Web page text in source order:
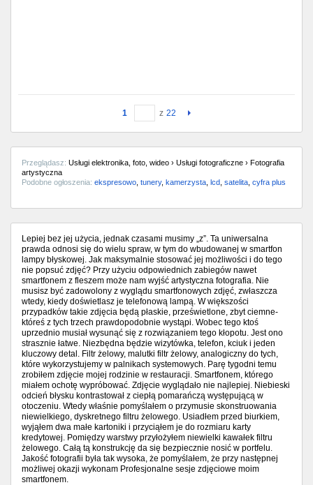
1 z 22
Przeglądasz: Usługi elektronika, foto, wideo › Usługi fotograficzne › Fotografia
artystyczna
Podobne ogłoszenia: ekspresowo tunery, kamerzysta lcd satelita cyfra plus
Lepiej bez jej użycia, jednak czasami musimy „z”. Ta uniwersalna
prawda odnosi się do wielu spraw, w tym do wbudowanej w smartfon
lampy błyskowej. Jak maksymalnie stosować jej możliwości i do tego
nie popsuć zdjęć? Przy użyciu odpowiednich zabiegów nawet
smartfonem z fleszem może nam wyjść artystyczna fotografia. Nie
musisz być zadowolony z wyglądu smartfonowych zdjęć, zwłaszcza
wtedy, kiedy doświetlasz je telefonową lampą. W większości
przypadków takie zdjęcia będą płaskie, prześwietlone, zbyt ciemne-
któreś z tych trzech prawdopodobnie wystąpi. Wobec tego ktoś
uprzednio musiał wysunąć się z rozwiązaniem tego kłopotu. Jest ono
strasznie łatwe. Niezbędna będzie wizytówka, telefon, kciuk i jeden
kluczowy detal. Filtr żelowy, malutki filtr żelowy, analogiczny do tych,
które wykorzystujemy w palnikach systemowych. Parę tygodni temu
zrobiłem zdjęcie mojej rodzinie w restauracji. Smartfonem, którego
miałem ochotę wypróbować. Zdjęcie wyglądało nie najlepiej. Niebieski
odcień błysku kontrastował z ciepłą pomarańczą występującą w
otoczeniu. Wtedy właśnie pomyślałem o przymusie skonstruowania
niewielkiego, dyskretnego filtru żelowego. Usiadłem przed biurkiem,
wyjąłem dwa małe kartoniki i przyciąłem je do rozmiaru karty
kredytowej. Pomiędzy warstwy przyłożyłem niewielki kawałek filtru
żelowego. Całą tą konstrukcję da się bezpiecznie nosić w portfelu.
Jakość fotografii była tak wysoka, że pomyślałem, że przy następnej
możliwej okazji wykonam Profesjonalne sesje zdjęciowe moim
smartfonem.